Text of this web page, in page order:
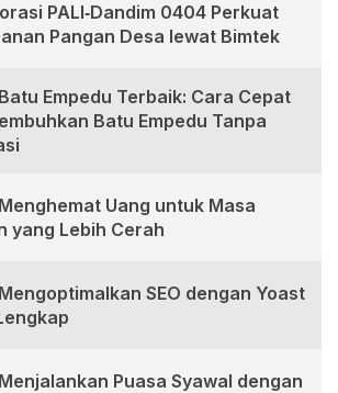
PALI‑Dandim 0404 Perkuat
Pangan Desa lewat Bimtek
Empedu Terbaik: Cara Cepat
Batu Empedu Tanpa
Uang untuk Masa
yang Lebih Cerah
SEO dengan Yoast
Puasa Syawal dengan